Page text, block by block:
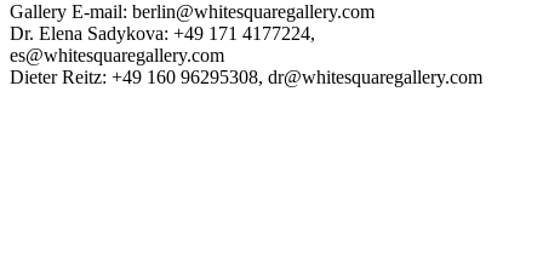
Gallery E-mail: berlin@whitesquaregallery.com
Dr. Elena Sadykova: +49 171 4177224,
es@whitesquaregallery.com
Dieter Reitz: +49 160 96295308, dr@whitesquaregallery.com